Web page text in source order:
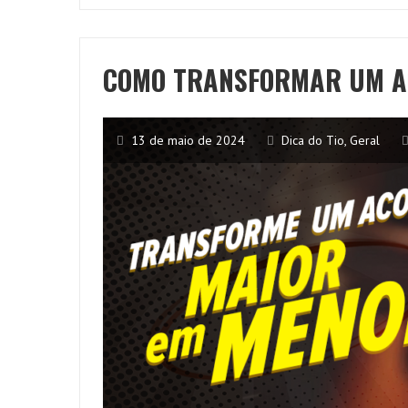
COMO TRANSFORMAR UM
13 de maio de 2024 Dica do Tio, Geral